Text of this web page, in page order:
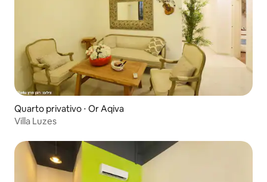
Quarto privativo ⋅ Or Aqiva
Villa Luzes